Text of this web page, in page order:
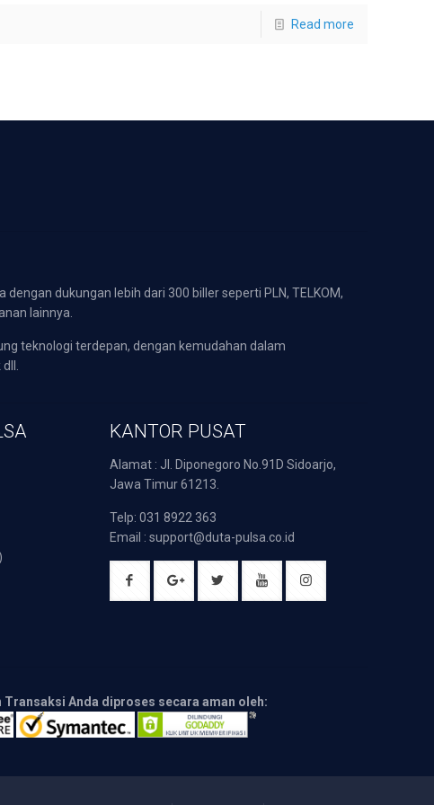
Read more
dukungan lebih dari 300 biller seperti PLN, TELKOM,
lainnya.
teknologi terdepan, dengan kemudahan dalam
KANTOR PUSAT
Alamat : Jl. Diponegoro No.91D Sidoarjo,
Jawa Timur 61213.
Telp: 031 8922 363
Email : support@duta-pulsa.co.id
Transaksi Anda diproses secara aman oleh: